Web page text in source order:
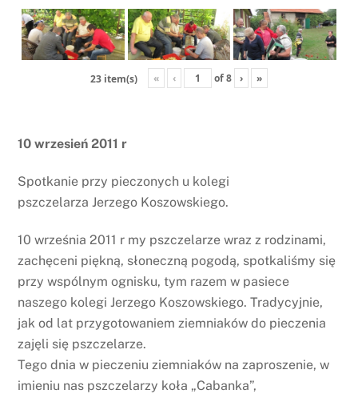
23 item(s) « ‹ of8 › »
10 wrzesień 2011 r
Spotkanie przy pieczonych u kolegi
pszczelarza Jerzego Koszowskiego.
10 września 2011 r my pszczelarze wraz z rodzinami,
zachęceni piękną, słoneczną pogodą, spotkaliśmy się
przy wspólnym ognisku, tym razem w pasiece
naszego kolegi Jerzego Koszowskiego. Tradycyjnie,
jak od lat przygotowaniem ziemniaków do pieczenia
zajęli się pszczelarze.
Tego dnia w pieczeniu ziemniaków na zaproszenie, w
imieniu nas pszczelarzy koła „Cabanka”,